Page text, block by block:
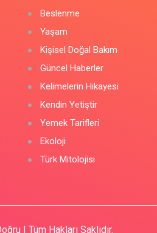
Beslenme
Yaşam
Kişisel Doğal Bakım
Güncel Haberler
Kelimelerin Hikayesi
Kendin Yetiştir
Yemek Tarifleri
Ekoloji
Türk Mitolojisi
| Tüm Hakları Saklıdır.